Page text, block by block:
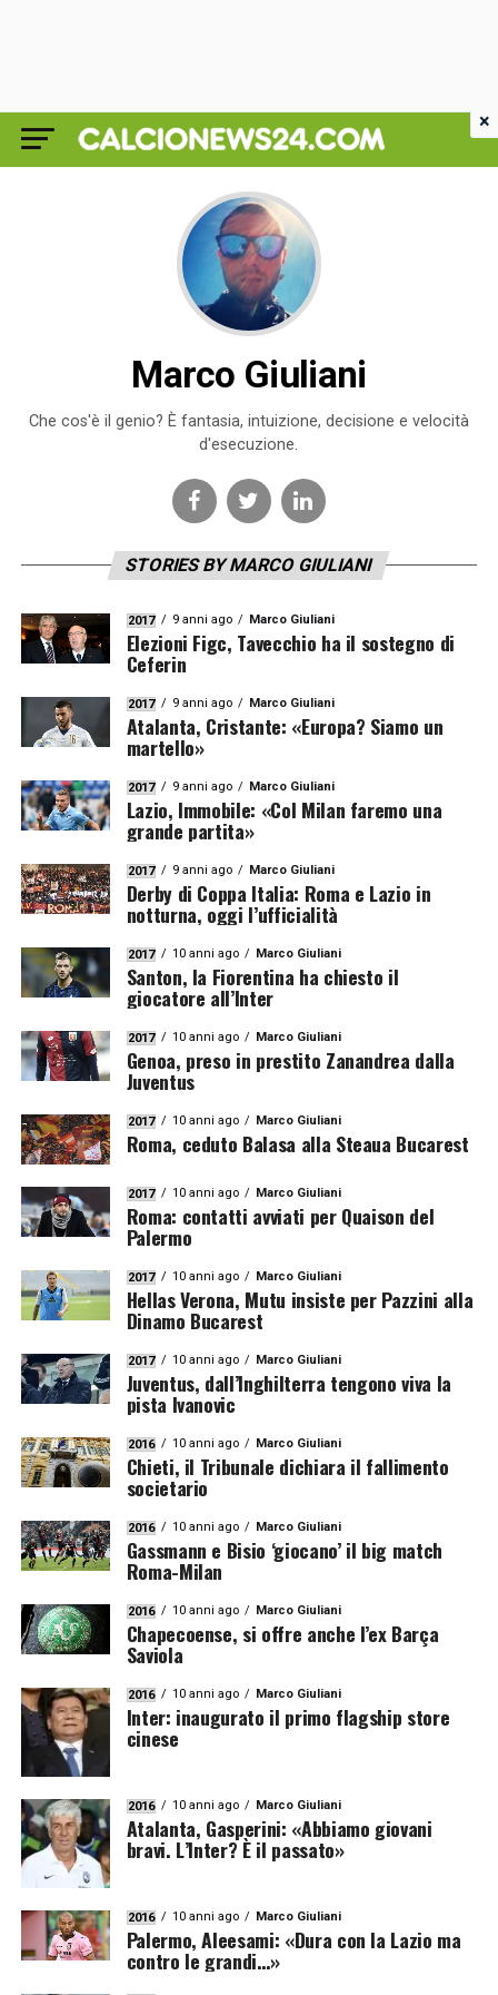
Marco Giuliani
Che cos'è il genio? È fantasia, intuizione, decisione e velocità
d'esecuzione.
STORIES BY MARCO GIULIANI
2017 9 anni ago Marco Giuliani
Elezioni Figc, Tavecchio ha il sostegno di
Ceferin
2017 9 anni ago Marco Giuliani
Atalanta, Cristante: «Europa? Siamo un
martello»
2017 9 anni ago Marco Giuliani
Lazio, Immobile: «Col Milan faremo una
grande partita»
2017 9 anni ago Marco Giuliani
Derby di Coppa Italia: Roma e Lazio in
notturna, oggi l’ufficialità
2017 10 anni ago Marco Giuliani
Santon, la Fiorentina ha chiesto il
giocatore all’Inter
2017 10 anni ago Marco Giuliani
Genoa, preso in prestito Zanandrea dalla
Juventus
2017 10 anni ago Marco Giuliani
Roma, ceduto Balasa alla Steaua Bucarest
2017 10 anni ago Marco Giuliani
Roma: contatti avviati per Quaison del
Palermo
2017 10 anni ago Marco Giuliani
Hellas Verona, Mutu insiste per Pazzini alla
Dinamo Bucarest
2017 10 anni ago Marco Giuliani
Juventus, dall’Inghilterra tengono viva la
pista Ivanovic
2016 10 anni ago Marco Giuliani
Chieti, il Tribunale dichiara il fallimento
societario
2016 10 anni ago Marco Giuliani
Gassmann e Bisio ‘giocano’ il big match
Roma-Milan
2016 10 anni ago Marco Giuliani
Chapecoense, si offre anche l’ex Barça
Saviola
2016 10 anni ago Marco Giuliani
Inter: inaugurato il primo flagship store
cinese
2016 10 anni ago Marco Giuliani
Atalanta, Gasperini: «Abbiamo giovani
bravi. L’Inter? È il passato»
2016 10 anni ago Marco Giuliani
Palermo, Aleesami: «Dura con la Lazio ma
contro le grandi…»
×